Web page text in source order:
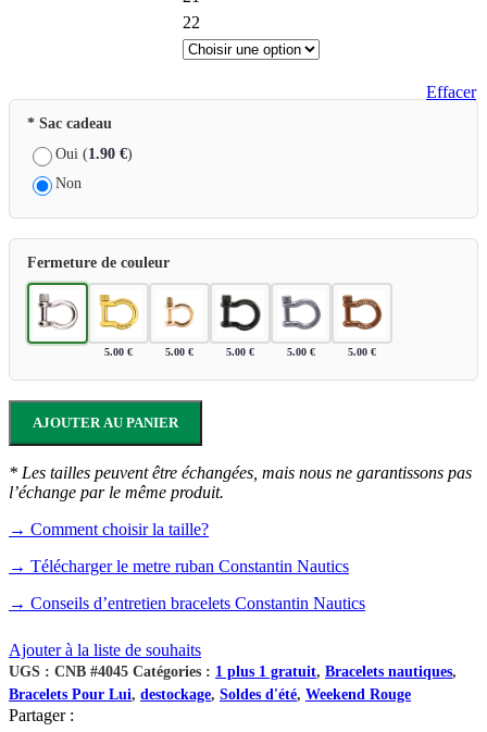
22
Effacer
* Sac cadeau
Oui (1.90 €)
Non
Fermeture de couleur
5.00 € 5.00 € 5.00 € 5.00 € 5.00 €
AJOUTER AU PANIER
* Les tailles peuvent être échangées, mais nous ne garantissons pas
l’échange par le même produit.
→ Comment choisir la taille?
→ Télécharger le metre ruban Constantin Nautics
→ Conseils d’entretien bracelets Constantin Nautics
Ajouter à la liste de souhaits
UGS : CNB #4045 Catégories : 1 plus 1 gratuit, Bracelets nautiques,
Bracelets Pour Lui, destockage, Soldes d'été, Weekend Rouge
Partager :